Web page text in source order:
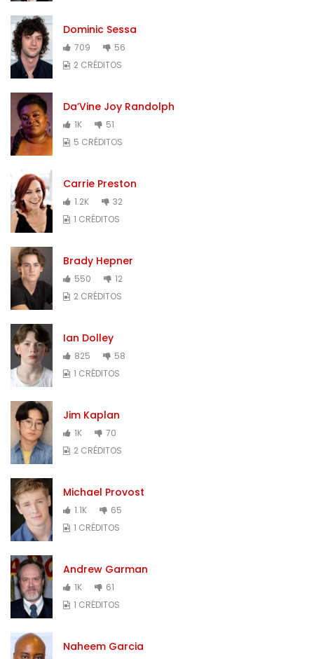
Dominic Sessa
709
56
2 CRÉDITOS
Da’Vine Joy Randolph
1K
51
5 CRÉDITOS
Carrie Preston
1.2K
32
1 CRÉDITOS
Brady Hepner
550
12
2 CRÉDITOS
Ian Dolley
825
58
1 CRÉDITOS
Jim Kaplan
1K
70
2 CRÉDITOS
Michael Provost
1.1K
65
1 CRÉDITOS
Andrew Garman
1K
61
1 CRÉDITOS
Naheem Garcia